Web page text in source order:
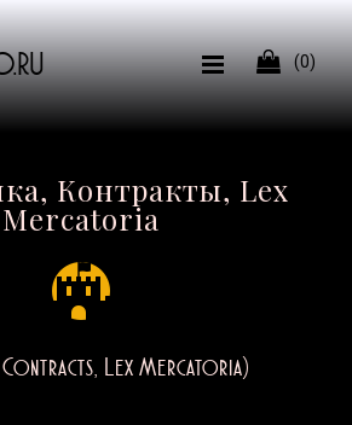
 (0)
Контракты, Lex
Mercatoria
Contracts, Lex Mercatoria)